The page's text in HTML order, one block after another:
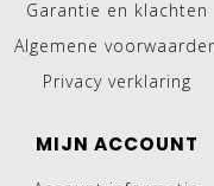
Garantie en klachten
Algemene
Privacy verklaring
MIJN ACCOUNT